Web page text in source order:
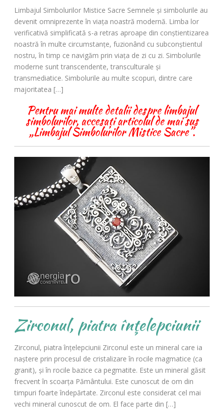
Limbajul Simbolurilor Mistice Sacre Semnele și simbolurile au
devenit omniprezente în viața noastră modernă. Limba lor
verificativă simplificată s-a retras aproape din conștientizarea
noastră în multe circumstanțe, fuzionând cu subconștientul
nostru, în timp ce navigăm prin viața de zi cu zi. Simbolurile
moderne sunt transcendente, transculturale și
transmediatice. Simbolurile au multe scopuri, dintre care
majoritatea […]
Pentru mai multe detalii despre limbajul
simbolurilor, accesați articolul de mai sus
„Limbajul Simbolurilor Mistice Sacre”.
Zirconul, piatra înţelepciunii
Zirconul, piatra înţelepciunii Zirconul este un mineral care ia
naştere prin procesul de cristalizare în rocile magmatice (ca
granit), şi în rocile bazice ca pegmatite. Este un mineral găsit
frecvent în scoarţa Pământului. Este cunoscut de om din
timpuri foarte îndepărtate. Zirconul este considerat cel mai
vechi mineral cunoscut de om. El face parte din […]